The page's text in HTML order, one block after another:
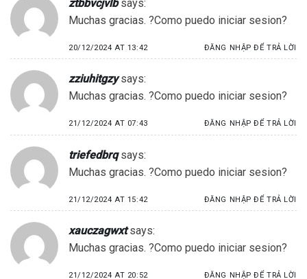
ztbbvcjvlb says:
Muchas gracias. ?Como puedo iniciar sesion?
20/12/2024 AT 13:42 ĐĂNG NHẬP ĐỂ TRẢ LỜI
zziuhitgzy says:
Muchas gracias. ?Como puedo iniciar sesion?
21/12/2024 AT 07:43 ĐĂNG NHẬP ĐỂ TRẢ LỜI
triefedbrq says:
Muchas gracias. ?Como puedo iniciar sesion?
21/12/2024 AT 15:42 ĐĂNG NHẬP ĐỂ TRẢ LỜI
xauczagwxt says:
Muchas gracias. ?Como puedo iniciar sesion?
21/12/2024 AT 20:52 ĐĂNG NHẬP ĐỂ TRẢ LỜI